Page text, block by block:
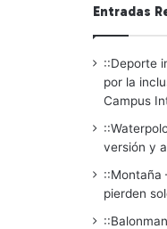
Entradas
::Deporte
por la
Campus
versión y
::Montaña
pierden